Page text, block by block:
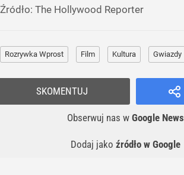
Źródło: The Hollywood Reporter
Rozrywka Wprost Film Kultura Gwiazdy
Obserwuj nas w Google News
Dodaj jako źródło w Google
SKOMENTUJ